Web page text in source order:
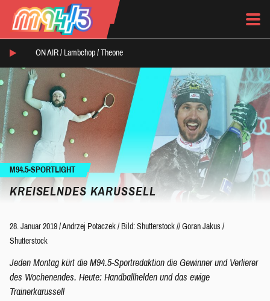
ON AIR / Lambchop / Theone
M94.5-SPORTLIGHT
KREISELNDES KARUSSELL
28. Januar 2019 /Andrzej Potaczek / Bild: Shutterstock // Goran Jakus /
Shutterstock
Jeden Montag kürt die M94.5-Sportredaktion die Gewinner und Verlierer
des Wochenendes. Heute: Handballhelden und das ewige
Trainerkarussell